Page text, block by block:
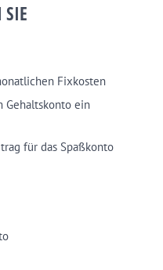
SIE
Fixkosten
Gehaltskonto ein
für das Spaßkonto